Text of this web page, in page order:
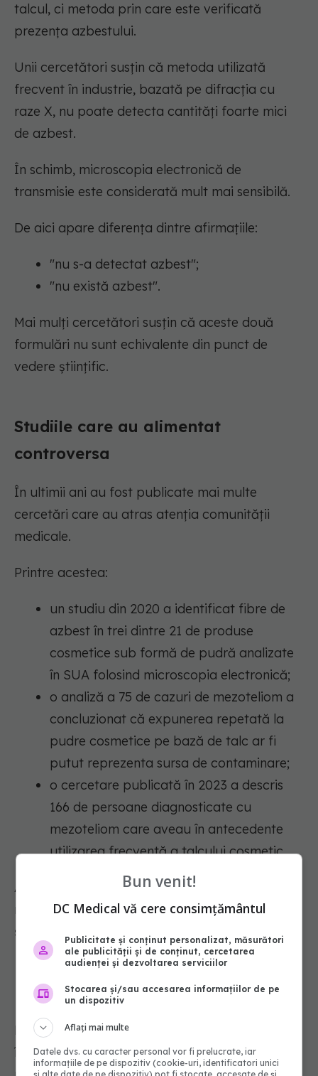
talcul, ci metoda prin care este verificată
prezența azbestului.
Unii cercetători susțin că metoda utilizată
frecvent în industrie, bazată pe difracția cu
raze X, nu poate detecta cantități foarte mici
de azbest.
În schimb, microscopia electronică de
transmisie este considerată mult mai sensibilă.
De aici apare diferența dintre afirmațiile:
"nu s-a detectat azbest";
"nu există azbest".
Mai mulți cercetători susțin că aceste două
formulări nu sunt echivalente din punct de
vedere științific.
Studiile care au alimentat
controversa
În ultimii ani au fost publicate mai multe
cercetări care au atras atenția comunității
medicale.
Printre acestea:
un studiu din 2020 a identificat fibre de
azbest în trei dintre 21 de produse
cosmetice sub formă de pudră analizate
în SUA folosind microscopia electronică;
o analiză a 75 de cazuri de mezoteliom a
concluzionat că expunerea repetată la
pudre cosmetice pe bază de talc ar fi
putut reprezenta sursa de contaminare;
o cercetare publicată în 2023 a descris
166 de persoane diagnosticate cu
mezoteliom care aveau în antecedente
utilizarea frecventă a talcului cosmetic.
Aceste lucrări sunt însă contestate de
reprezentanții industriei, iar dezbaterea
științifică este încă în desfășurare.
Există alternative?
Da. În ultimii ani, numeroase branduri au
început să înlocuiască talcul cu amidon de
Bun venit!
DC Medical vă cere consimțământul
Publicitate și conținut personalizat, măsurători
ale publicității și de conținut, cercetarea
audienței și dezvoltarea serviciilor
Stocarea și/sau accesarea informațiilor de pe
un dispozitiv
Aflați mai multe
Datele dvs. cu caracter personal vor fi prelucrate, iar
informațiile de pe dispozitiv (cookie-uri, identificatori unici